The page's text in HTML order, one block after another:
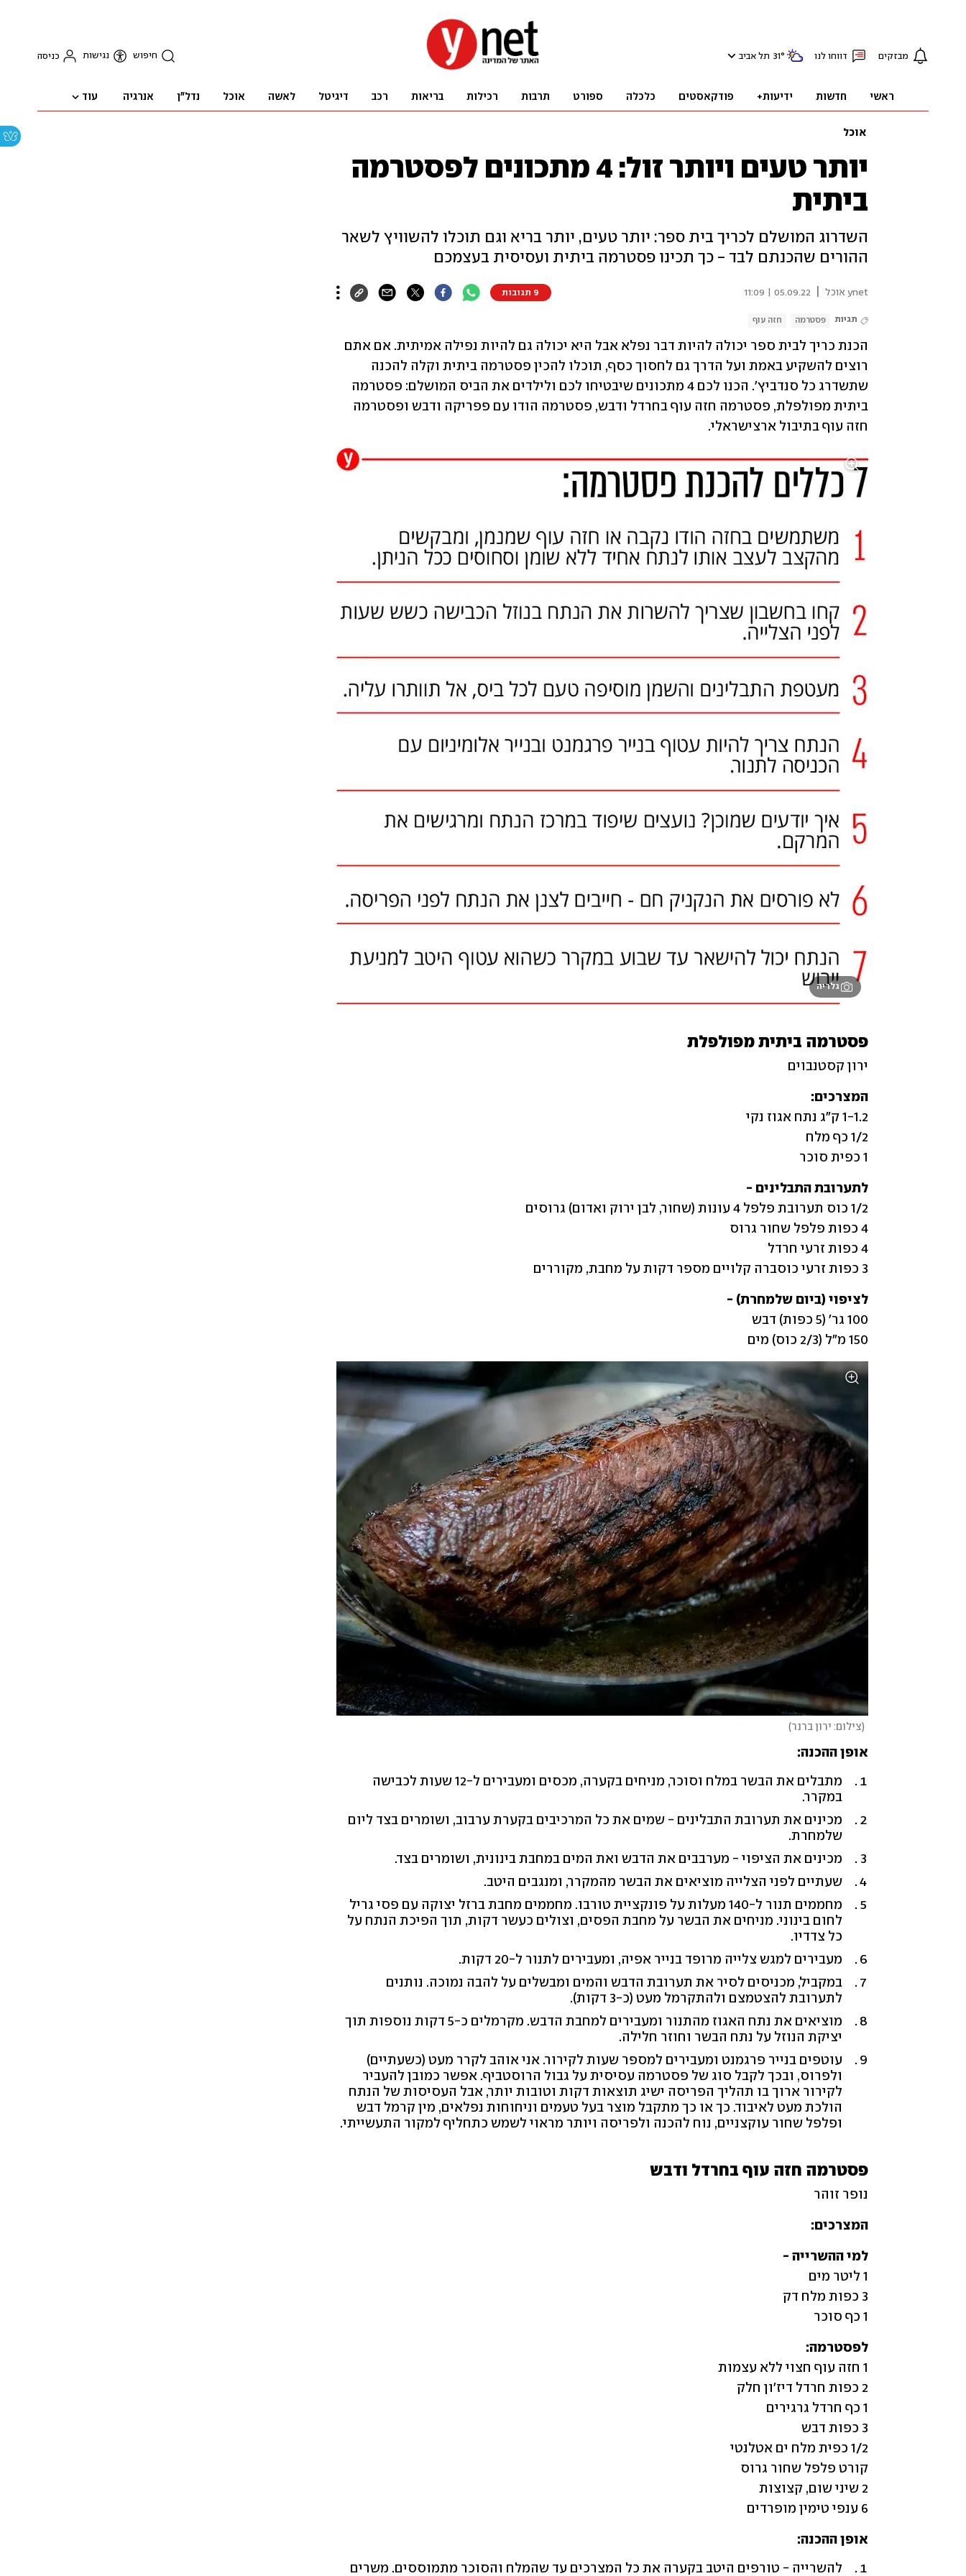
מבזקים דווחו לנו 31° תל אביב חיפוש נגישות כניסה
ראשי חדשות ידיעות+ פודקאסטים כלכלה ספורט תרבות רכילות בריאות רכב דיגיטל לאשה אוכל נדל"ן אנרגיה עוד
אוכל
יותר טעים ויותר זול: 4 מתכונים לפסטרמה
ביתית
השדרוג המושלם לכריך בית ספר: יותר טעים, יותר בריא וגם תוכלו להשוויץ לשאר
ההורים שהכנתם לבד - כך תכינו פסטרמה ביתית ועסיסית בעצמכם
ynet אוכל 05.09.22 | 11:09 9 תגובות
תגיות פסטרמה חזה עוף
חזה עוף בתיבול ארצישראלי.
גלריה
פסטרמה ביתית מפולפלת
ירון קסטנבוים
המצרכים:
1 כפית סוכר
לתערובת התבלינים -
3 כפות זרעי כוסברה קלויים מספר דקות על מחבת, מקוררים
לציפוי (ביום שלמחרת) -
150 מ"ל (2/3 כוס) מים
(צילום: ירון ברנר)
אופן ההכנה:
מתבלים את הבשר במלח וסוכר, מניחים בקערה, מכסים ומעבירים ל-12 שעות לכבישה
במקרר.
מכינים את תערובת התבלינים - שמים את כל המרכיבים בקערת ערבוב, ושומרים בצד ליום
שלמחרת.
מכינים את הציפוי - מערבבים את הדבש ואת המים במחבת בינונית, ושומרים בצד.
שעתיים לפני הצלייה מוציאים את הבשר מהמקרר, ומנגבים היטב.
מחממים תנור ל-140 מעלות על פונקציית טורבו. מחממים מחבת ברזל יצוקה עם פסי גריל
לחום בינוני. מניחים את הבשר על מחבת הפסים, וצולים כעשר דקות, תוך הפיכת הנתח על
כל צדדיו.
מעבירים למגש צלייה מרופד בנייר אפיה, ומעבירים לתנור ל-20 דקות.
במקביל, מכניסים לסיר את תערובת הדבש והמים ומבשלים על להבה נמוכה. נותנים
לתערובת להצטמצם ולהתקרמל מעט (כ-3 דקות).
מוציאים את נתח האגוז מהתנור ומעבירים למחבת הדבש. מקרמלים כ-5 דקות נוספות תוך
יציקת הנוזל על נתח הבשר וחוזר חלילה.
עוטפים בנייר פרגמנט ומעבירים למספר שעות לקירור. אני אוהב לקרר מעט (כשעתיים)
ולפרוס, ובכך לקבל סוג של פסטרמה עסיסית על גבול הרוסטביף. אפשר כמובן להעביר
לקירור ארוך בו תהליך הפריסה ישיג תוצאות דקות וטובות יותר, אבל העסיסות של הנתח
הולכת מעט לאיבוד. כך או כך מתקבל מוצר בעל טעמים וניחוחות נפלאים, מין קרמל דבש
ופלפל שחור עוקצניים, נוח להכנה ולפריסה ויותר מראוי לשמש כתחליף למקור התעשייתי.
פסטרמה חזה עוף בחרדל ודבש
נופר זוהר
המצרכים:
למי ההשרייה -
1 כף סוכר
לפסטרמה:
6 ענפי טימין מופרדים
אופן ההכנה:
להשרייה - טורפים היטב בקערה את כל המצרכים עד שהמלח והסוכר מתמוססים. משרים